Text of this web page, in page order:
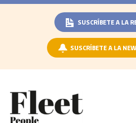
SUSCRÍBETE A LA
SUSCRÍBETE A LA